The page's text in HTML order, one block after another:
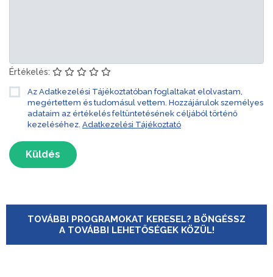
Értékelés:
Az Adatkezelési Tájékoztatóban foglaltakat elolvastam,
megértettem és tudomásul vettem. Hozzájárulok személyes
adataim az értékelés feltüntetésének céljából történő
kezeléséhez. Adatkezelési Tájékoztató
Küldés
TOVÁBBI PROGRAMOKAT KERESEL? BÖNGÉSSZ
A TOVÁBBI LEHETŐSÉGEK KÖZÜL!